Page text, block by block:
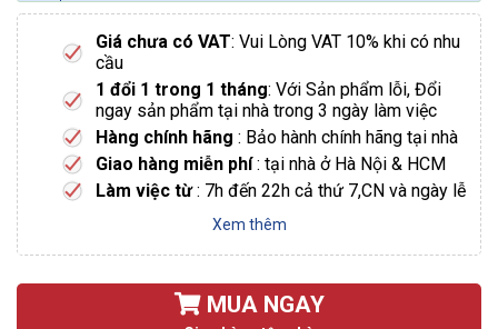
Giá chưa có VAT: Vui Lòng VAT 10% khi có nhu
cầu
1 đổi 1 trong 1 tháng: Với Sản phẩm lỗi, Đổi
ngay sản phẩm tại nhà trong 3 ngày làm việc
Hàng chính hãng : Bảo hành chính hãng tại nhà
Giao hàng miễn phí: tại nhà ở Hà Nội & HCM
Làm việc từ: 7h đến 22h cả thứ 7,CN và ngày lễ
Xem thêm
MUA NGAY